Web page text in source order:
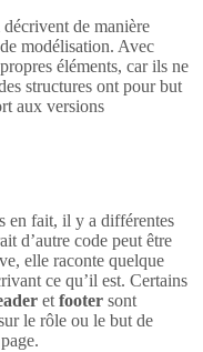
de manière
modélisation. Avec
éléments, car ils ne
structures ont pour but
aux versions
en fait, il y a différentes
d’autre code peut être
elle raconte quelque
ce qu’il est. Certains
et footer sont
le rôle ou le but de